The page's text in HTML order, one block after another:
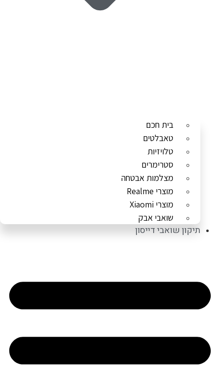
בית חכם
טאבלטים
טלויזיות
סטרימרים
מצלמות אבטחה
מוצרי Realme
מוצרי Xiaomi
שואבי אבק
תיקון שואבי דייסון